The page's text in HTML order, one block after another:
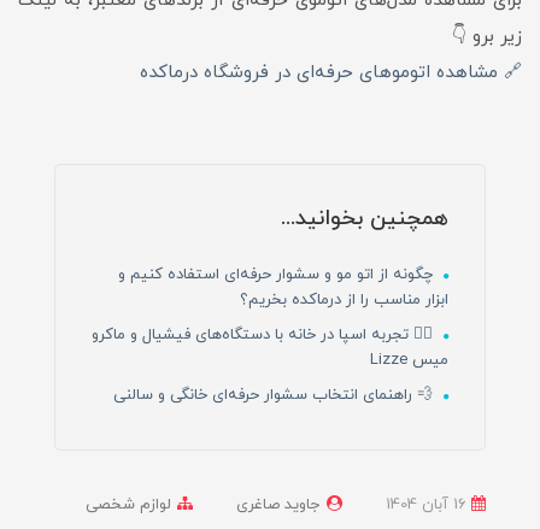
زیر برو 👇
🔗 مشاهده اتوموهای حرفه‌ای در فروشگاه درماکده
همچنین بخوانید...
چگونه از اتو مو و سشوار حرفه‌ای استفاده کنیم و
ابزار مناسب را از درماکده بخریم؟
💆‍♀️ تجربه اسپا در خانه با دستگاه‌های فیشیال و ماکرو
میس Lizze
💨 راهنمای انتخاب سشوار حرفه‌ای خانگی و سالنی
جاوید صاغری
لوازم شخصی